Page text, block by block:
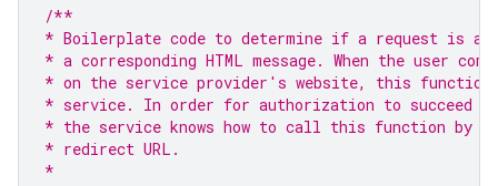
/**
* Boilerplate code to determine if a request is
* a corresponding HTML message. When the user
* on the service provider's website, this function
* service. In order for authorization to succeed
* the service knows how to call this function by
* redirect URL.
*